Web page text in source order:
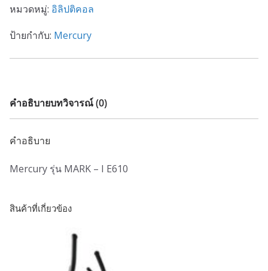
หมวดหมู่: อิลิปติคอล
ป้ายกำกับ: Mercury
คำอธิบายบทวิจารณ์ (0)
คำอธิบาย
Mercury รุ่น MARK – I E610
สินค้าที่เกี่ยวข้อง